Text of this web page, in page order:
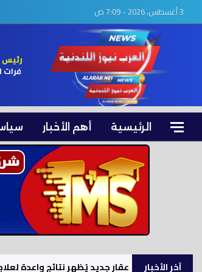
3 أغسطس، 2026 - 7:09 ص
رئيس
فرات
الرئيسية أهم الأخبار
آخر الأخبار عقار جديد يُظهر نتائج واعدة